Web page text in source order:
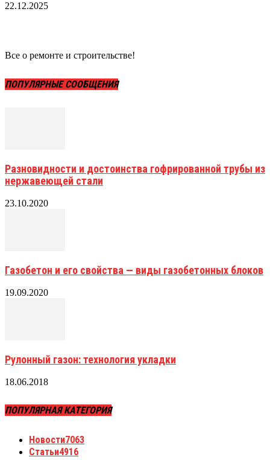
22.12.2025
Все о ремонте и строительстве!
ПОПУЛЯРНЫЕ СООБЩЕНИЯ
Разновидности и достоинства гофрированной трубы из
нержавеющей стали
23.10.2020
Газобетон и его свойства — виды газобетонных блоков
19.09.2020
Рулонный газон: технология укладки
18.06.2018
ПОПУЛЯРНАЯ КАТЕГОРИЯ
Новости7063
Статьи4916